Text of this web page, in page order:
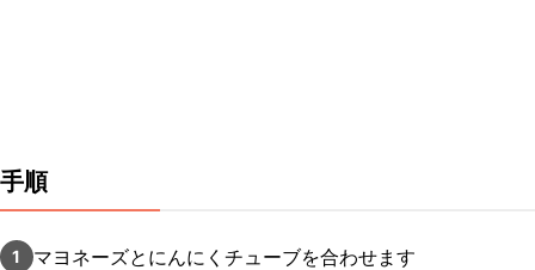
手順
1 マヨネーズとにんにくチューブを合わせます